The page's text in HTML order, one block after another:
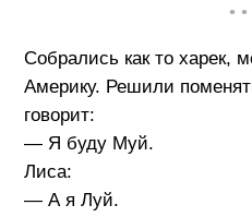
• •
Собрались как то харек,
Америку. Решили
говорит:
— Я буду Муй.
Лиса:
— А я Луй.